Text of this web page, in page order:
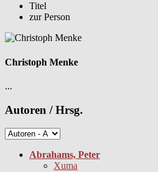
Titel
zur Person
Christoph Menke
...
Autoren / Hrsg.
Abrahams, Peter
Xuma